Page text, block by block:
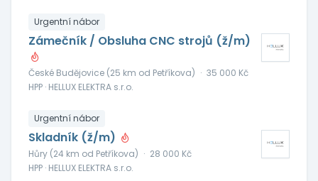
Urgentní nábor
Zámečník / Obsluha CNC strojů (ž/m)
České Budějovice (25 km od Petříkova) · 35 000 Kč
HPP · HELLUX ELEKTRA s.r.o.
Urgentní nábor
Skladník (ž/m)
Hůry (24 km od Petříkova) · 28 000 Kč
HPP · HELLUX ELEKTRA s.r.o.